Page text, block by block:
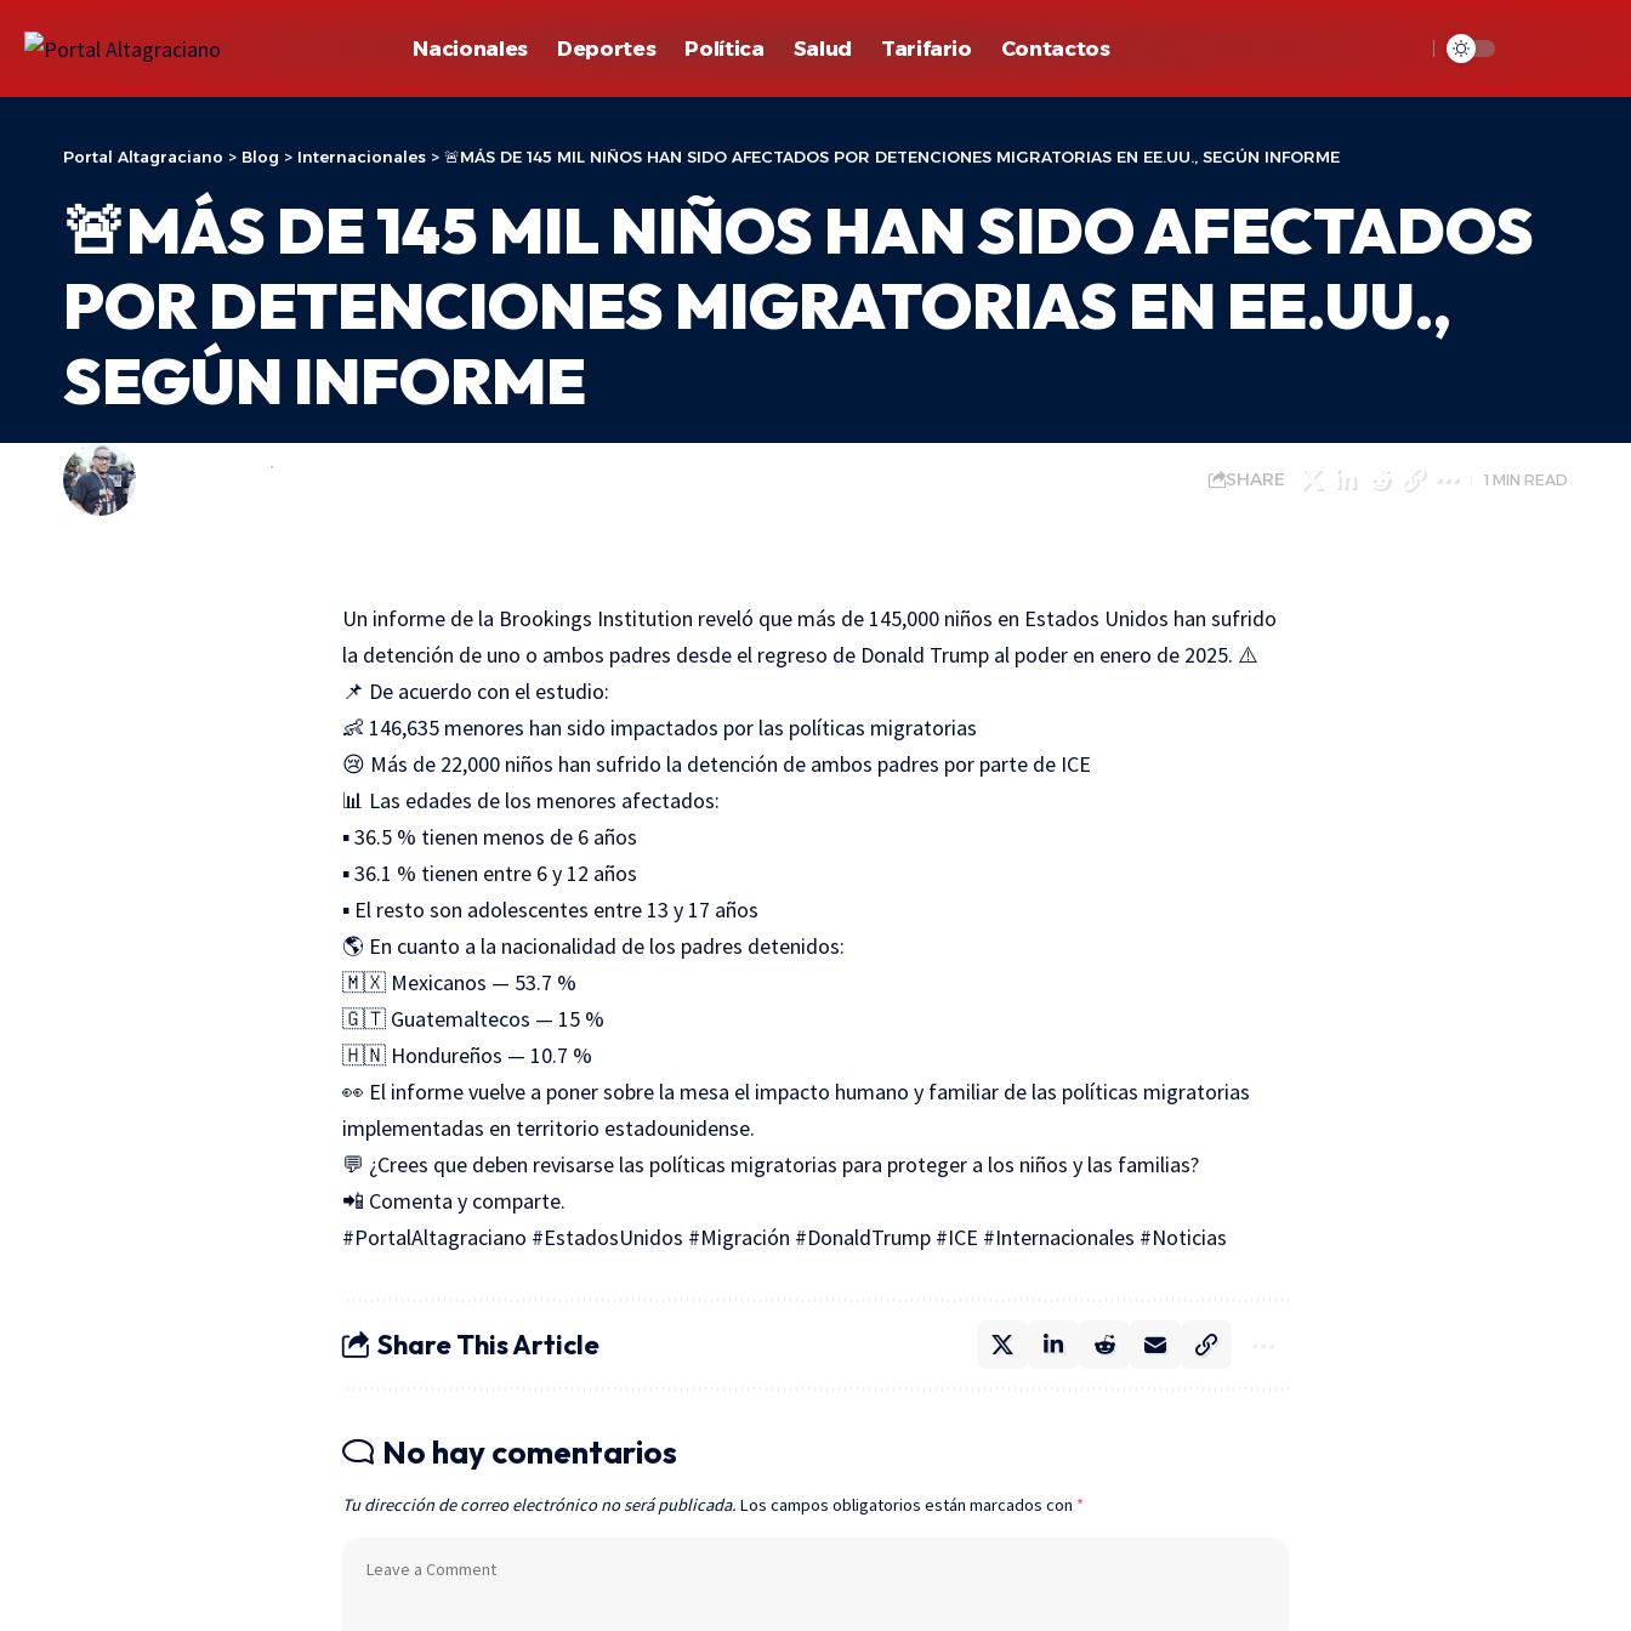
Nacionales Deportes Política Salud Tarifario Contactos
Portal Altagraciano > Blog > Internacionales > 🚨MÁS DE 145 MIL NIÑOS HAN SIDO AFECTADOS POR DETENCIONES MIGRATORIAS EN EE.UU., SEGÚN INFORME
🚨MÁS DE 145 MIL NIÑOS HAN SIDO AFECTADOS
POR DETENCIONES MIGRATORIAS EN EE.UU.,
SEGÚN INFORME
LAST UPDATED: 18 DE MAYO DE 2026 20:54
ADONIS ARACHE
SHARE 1 MIN READ
Un informe de la Brookings Institution reveló que más de 145,000 niños en Estados Unidos han sufrido
la detención de uno o ambos padres desde el regreso de Donald Trump al poder en enero de 2025. ⚠️
📌 De acuerdo con el estudio:
👶 146,635 menores han sido impactados por las políticas migratorias
😢 Más de 22,000 niños han sufrido la detención de ambos padres por parte de ICE
📊 Las edades de los menores afectados:
▪️ 36.5 % tienen menos de 6 años
▪️ 36.1 % tienen entre 6 y 12 años
▪️ El resto son adolescentes entre 13 y 17 años
🌎 En cuanto a la nacionalidad de los padres detenidos:
🇲🇽 Mexicanos — 53.7 %
🇬🇹 Guatemaltecos — 15 %
🇭🇳 Hondureños — 10.7 %
👀 El informe vuelve a poner sobre la mesa el impacto humano y familiar de las políticas migratorias
implementadas en territorio estadounidense.
💬 ¿Crees que deben revisarse las políticas migratorias para proteger a los niños y las familias?
📲 Comenta y comparte.
#PortalAltagraciano #EstadosUnidos #Migración #DonaldTrump #ICE #Internacionales #Noticias
Share This Article
No hay comentarios
Tu dirección de correo electrónico no será publicada. Los campos obligatorios están marcados con *